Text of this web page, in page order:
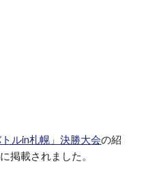
トルin札幌」決勝大会の紹
掲載されました。